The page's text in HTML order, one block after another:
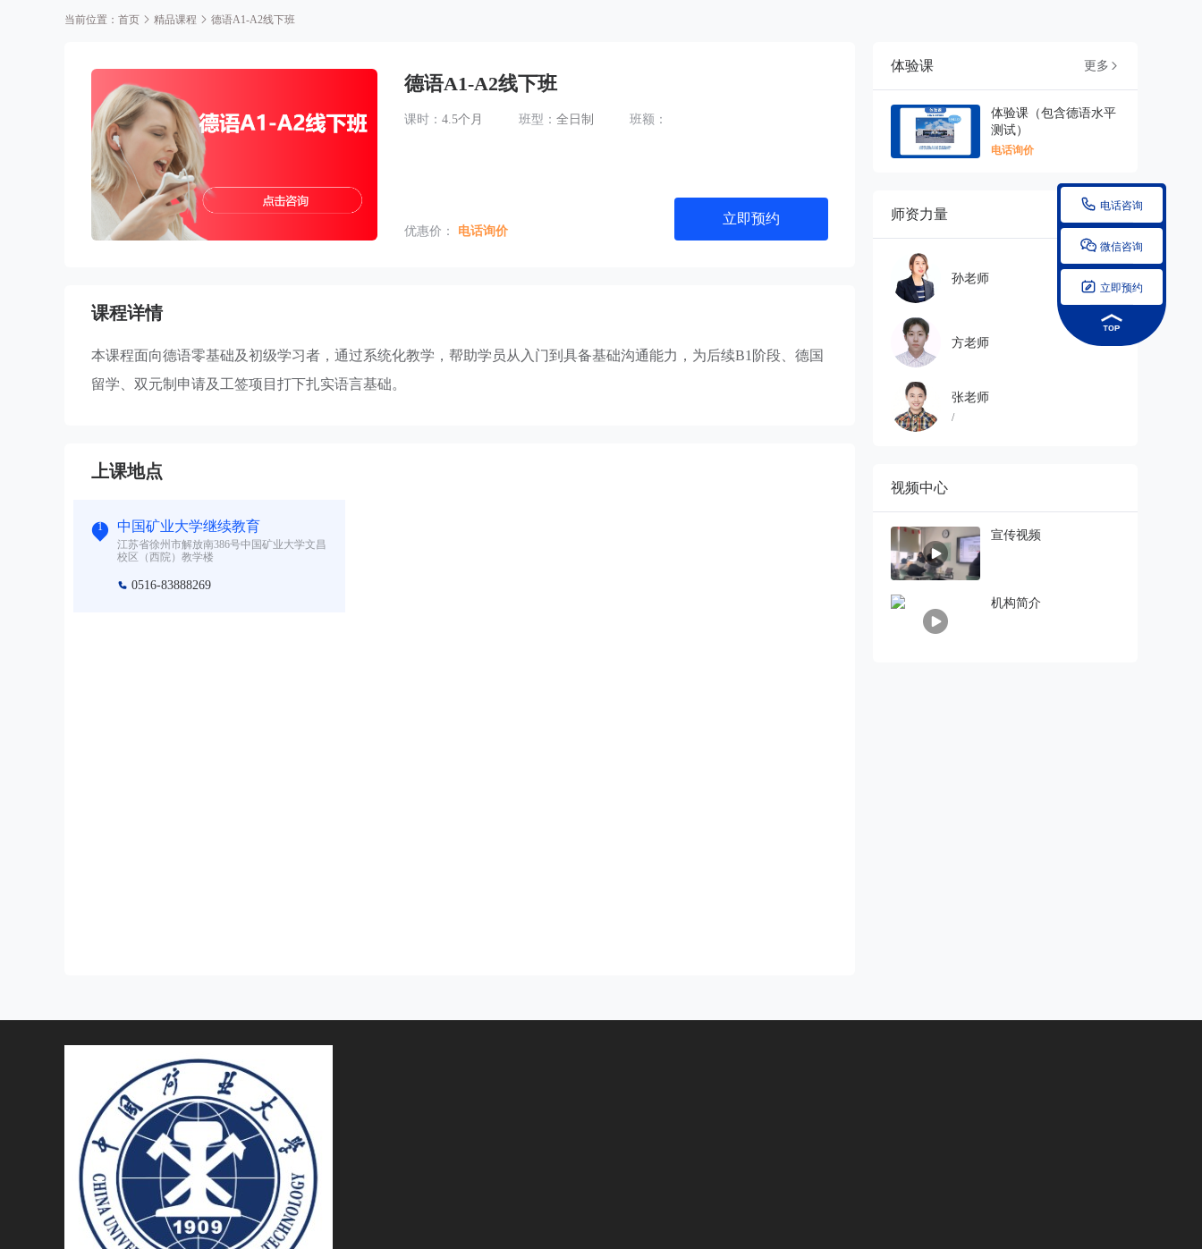
 电话咨询
 微信咨询
 立即预约
当前位置： 首页 精品课程 德语A1-A2线下班
德语A1-A2线下班
课时： 4.5个月 班型： 全日制 班额：
优惠价： 电话询价
立即预约
课程详情
本课程面向德语零基础及初级学习者，通过系统化教学，帮助学员从入门到具备基础沟通能力，为后续B1阶段、德国
留学、双元制申请及工签项目打下扎实语言基础。
上课地点
1 中国矿业大学继续教育
江苏省徐州市解放南386号中国矿业大学文昌
校区（西院）教学楼
 0516-83888269
体验课 更多 
体验课（包含德语水平
测试）
电话询价
师资力量 更多
孙老师
方老师
张老师
/
视频中心
宣传视频
机构简介